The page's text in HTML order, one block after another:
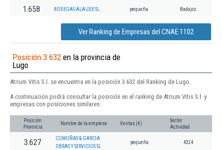
1.658 BODEGAS ALAUDE SL pequeña Badajoz
Ver Ranking de Empresas del CNAE 1102
Posición 3.632 en la provincia de
Lugo
Atrium Vitis S.l. se encuentra en la posición 3.632 del Ranking de Lugo.
A continuación podrá consultar la posición en el ranking de Atrium Vitis S.l. y
empresas con posiciones similares:
Posición
Provincia
Nombre de la empresa Ventas (€)
Sector
Actividad
3.627
COMUÑAS & GARCIA
OBRAS Y SERVICIOS SL
pequeña 4324